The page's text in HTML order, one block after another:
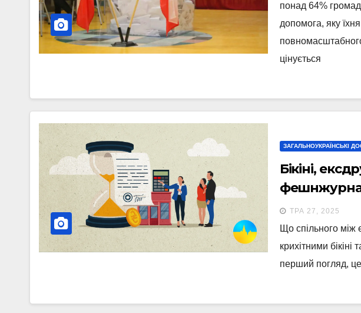
понад 64%
допомога, яку
цінується
ЗАГАЛЬНОУКРАЇНСЬКІ
Бікіні,
просуває
у медіа
ТРА 27, 2025
Що спільного між
крихітними
перший погляд,